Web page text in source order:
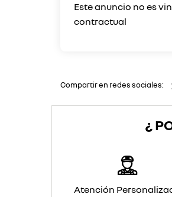
Este anuncio no es
Compartir en redes sociales:
¿
Atención